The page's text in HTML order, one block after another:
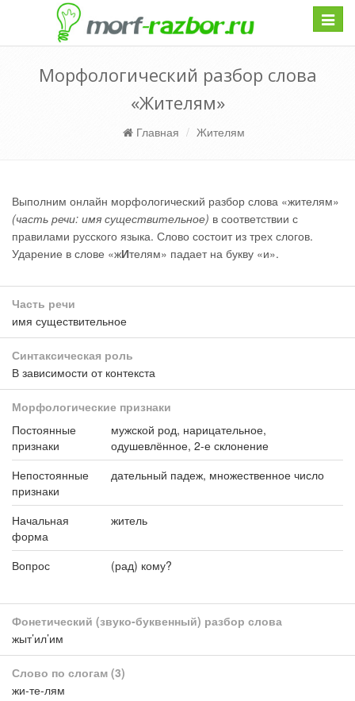
Морфологический разбор слова
«Жителям»
Главная Жителям
Выполним онлайн морфологический разбор слова «жителям»
(часть речи: имя существительное) в соответствии с
правилами русского языка. Слово состоит из трех слогов.
Ударение в слове «жИтелям» падает на букву «и».
Часть речи
имя существительное
Синтаксическая роль
В зависимости от контекста
Морфологические признаки
Постоянные
признаки
мужской род, нарицательное,
одушевлённое, 2-е склонение
Непостоянные
признаки
дательный падеж, множественное число
Начальная
форма
житель
Вопрос (рад) кому?
Фонетический (звуко-буквенный) разбор слова
жыт’ил’им
Слово по слогам (3)
жи-те-лям